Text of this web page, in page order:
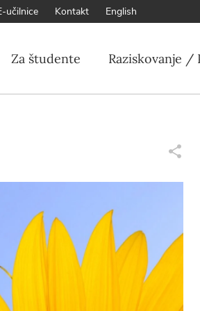
učilnice Kontakt English
Za študente Raziskovanje /